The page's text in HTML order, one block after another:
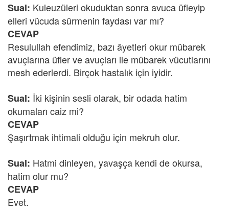
Sual: Kuleuzüleri okuduktan sonra avuca üfleyip
elleri vücuda sürmenin faydası var mı?
CEVAP
Resulullah efendimiz, bazı âyetleri okur mübarek
avuçlarına üfler ve avuçları ile mübarek vücutlarını
mesh ederlerdi. Birçok hastalık için iyidir.
Sual: İki kişinin sesli olarak, bir odada hatim
okumaları caiz mi?
CEVAP
Şaşırtmak ihtimali olduğu için mekruh olur.
Sual: Hatmi dinleyen, yavaşça kendi de okursa,
hatim olur mu?
CEVAP
Evet.